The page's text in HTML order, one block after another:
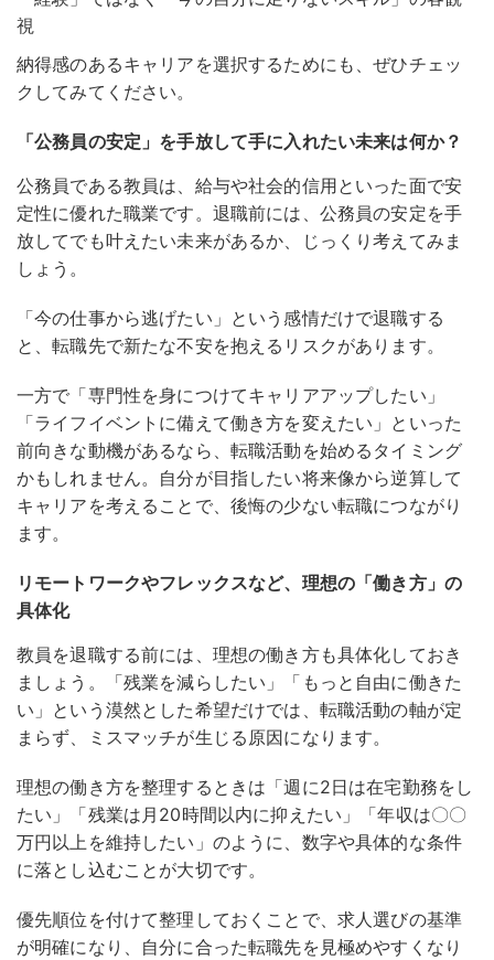
視
納得感のあるキャリアを選択するためにも、ぜひチェッ
クしてみてください。
「公務員の安定」を手放して手に入れたい未来は何か？
公務員である教員は、給与や社会的信用といった面で安
定性に優れた職業です。退職前には、公務員の安定を手
放してでも叶えたい未来があるか、じっくり考えてみま
しょう。
「今の仕事から逃げたい」という感情だけで退職する
と、転職先で新たな不安を抱えるリスクがあります。
一方で「専門性を身につけてキャリアアップしたい」
「ライフイベントに備えて働き方を変えたい」といった
前向きな動機があるなら、転職活動を始めるタイミング
かもしれません。自分が目指したい将来像から逆算して
キャリアを考えることで、後悔の少ない転職につながり
ます。
リモートワークやフレックスなど、理想の「働き方」の
具体化
教員を退職する前には、理想の働き方も具体化しておき
ましょう。「残業を減らしたい」「もっと自由に働きた
い」という漠然とした希望だけでは、転職活動の軸が定
まらず、ミスマッチが生じる原因になります。
理想の働き方を整理するときは「週に2日は在宅勤務をし
たい」「残業は月20時間以内に抑えたい」「年収は〇〇
万円以上を維持したい」のように、数字や具体的な条件
に落とし込むことが大切です。
優先順位を付けて整理しておくことで、求人選びの基準
が明確になり、自分に合った転職先を見極めやすくなり